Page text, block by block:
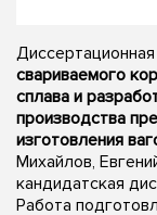
свариваемого
сплава и
производства
изготовления
Михайлов,
кандидатская
Работа